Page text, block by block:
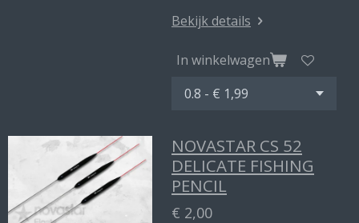
Bekijk details
In winkelwagen
NOVASTAR CS 52
DELICATE FISHING
PENCIL
€ 2,00